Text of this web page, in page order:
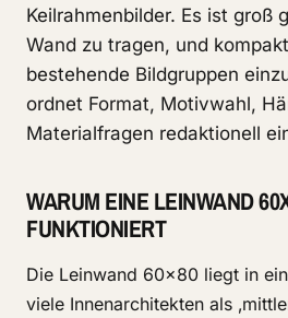
Keilrahmenbilder. Es ist groß
Wand zu tragen, und
bestehende Bildgruppen
ordnet Format, Motivwahl,
Materialfragen redaktionell
WARUM EINE LEINWAND
FUNKTIONIERT
Die Leinwand 60x80 liegt in
viele Innenarchitekten als